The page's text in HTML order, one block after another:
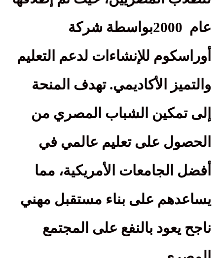
عام 2000بواسطة شركة
أوراسكوم للإنشاءات لدعم التعليم
والتميز الأكاديمي. تهدف المنحة
إلى تمكين الشباب المصري من
الحصول على تعليم عالمي في
أفضل الجامعات الأمريكية، مما
يساعدهم على بناء مستقبل مهني
ناجح يعود بالنفع على المجتمع